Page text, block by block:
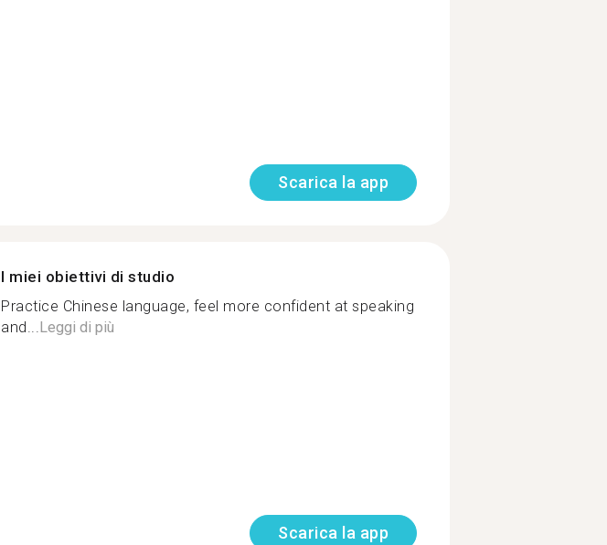
Scarica la app
I miei obiettivi di studio
Practice Chinese language, feel more confident at speaking
and...Leggi di più
Scarica la app